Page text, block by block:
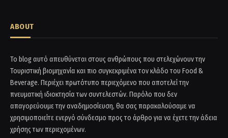
ABOUT
Το blog αυτό απευθύνεται στους ανθρώπους που στελεχώνουν την
Τουριστική βιομηχανία και πιο συγκεκριμένα τον κλάδο του Food &
Beverage. Περιέχει πρωτότυπο περιεχόμενο που αποτελεί την
πνευματική ιδιοκτησία των συντελεστών. Παρόλο που δεν
απαγορεύουμε την αναδημοσίευση, θα σας παρακαλούσαμε να
χρησιμοποιείτε ενεργό σύνδεσμο προς το άρθρο για να έχετε την άδεια
χρήσης των περιεχομένων.